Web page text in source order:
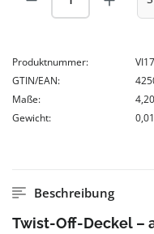
Produktnummer:
GTIN/EAN:
Maße:
Gewicht:
Beschreibung
Twist-Off-Deckel –